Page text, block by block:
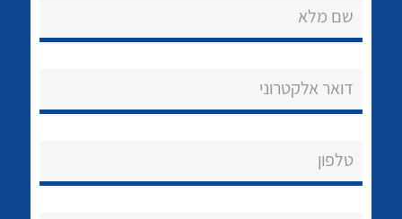
לכל מוצרי היצרן
שם מלא
דואר אלקטרוני
טלפון